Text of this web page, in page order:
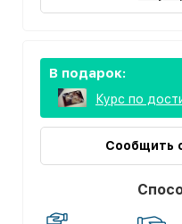
В подарок:
Курс по
Сообщить